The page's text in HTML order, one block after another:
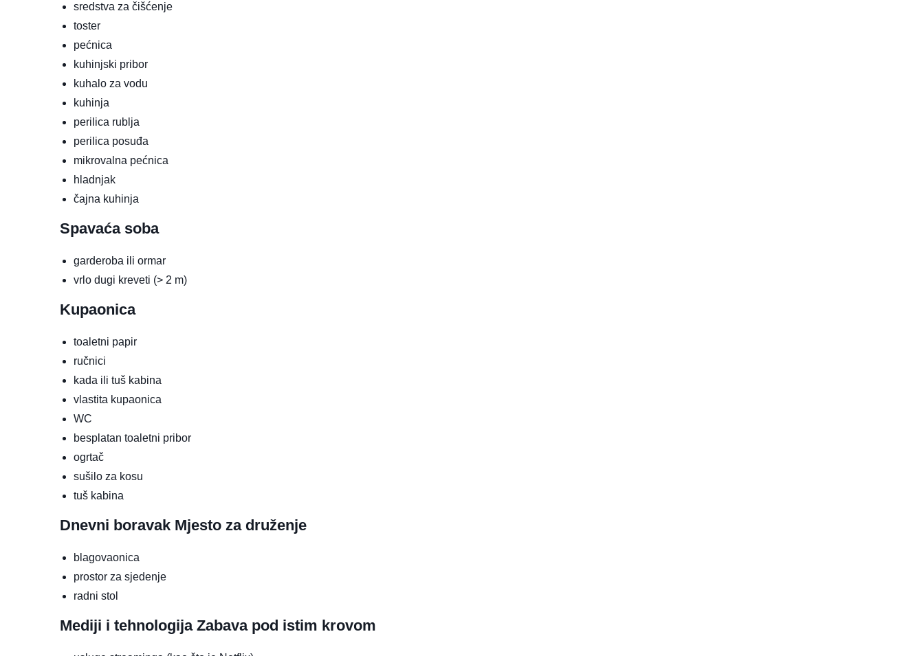
sredstva za čišćenje
toster
pećnica
kuhinjski pribor
kuhalo za vodu
kuhinja
perilica rublja
perilica posuđa
mikrovalna pećnica
hladnjak
čajna kuhinja
Spavaća soba
garderoba ili ormar
vrlo dugi kreveti (> 2 m)
Kupaonica
toaletni papir
ručnici
kada ili tuš kabina
vlastita kupaonica
WC
besplatan toaletni pribor
ogrtač
sušilo za kosu
tuš kabina
Dnevni boravak Mjesto za druženje
blagovaonica
prostor za sjedenje
radni stol
Mediji i tehnologija Zabava pod istim krovom